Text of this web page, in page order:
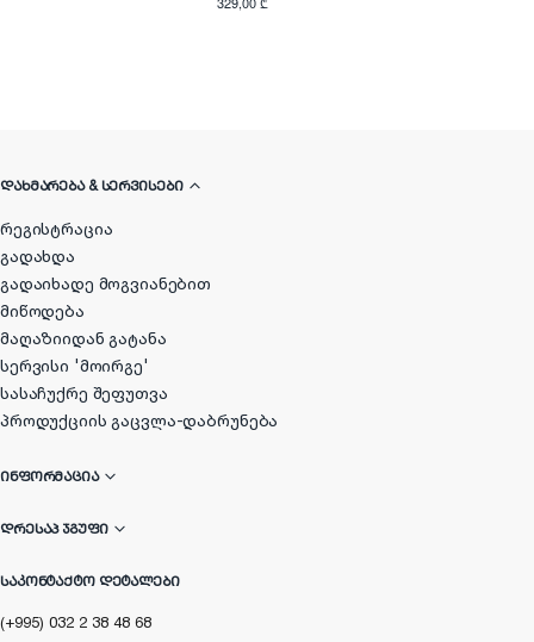
ᲓᲐᲮᲛᲐᲠᲔᲑᲐ & ᲡᲔᲠᲕᲘᲡᲔᲑᲘ
რეგისტრაცია
გადახდა
გადაიხადე მოგვიანებით
მიწოდება
მაღაზიიდან გატანა
სერვისი 'მოირგე'
სასაჩუქრე შეფუთვა
პროდუქციის გაცვლა-დაბრუნება
ᲘᲜᲤᲝᲠᲛᲐᲪᲘᲐ
ᲓᲠᲔᲡᲐᲞ ᲯᲒᲣᲤᲘ
ᲡᲐᲙᲝᲜᲢᲐᲥᲢᲝ ᲓᲔᲢᲐᲚᲔᲑᲘ
(+995) 032 2 38 48 68